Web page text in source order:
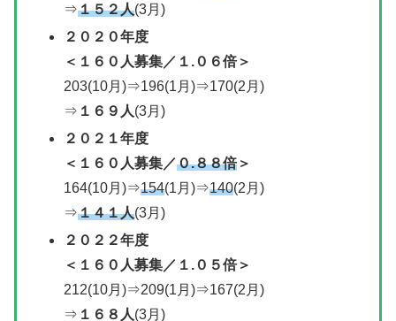
⇒１５２人(3月)
２０２０年度
＜ １６０人募集／ １.０６倍＞
203(10月)⇒196(1月)⇒170(2月)
⇒ １６９人(3月)
２０２１年度
＜ １６０人募集／０.８８倍＞
164(10月)⇒154(1月)⇒140(2月)
⇒１４１人(3月)
２０２２年度
＜ １６０人募集／ １.０５倍＞
212(10月)⇒209(1月)⇒167(2月)
⇒ １６８人(3月)